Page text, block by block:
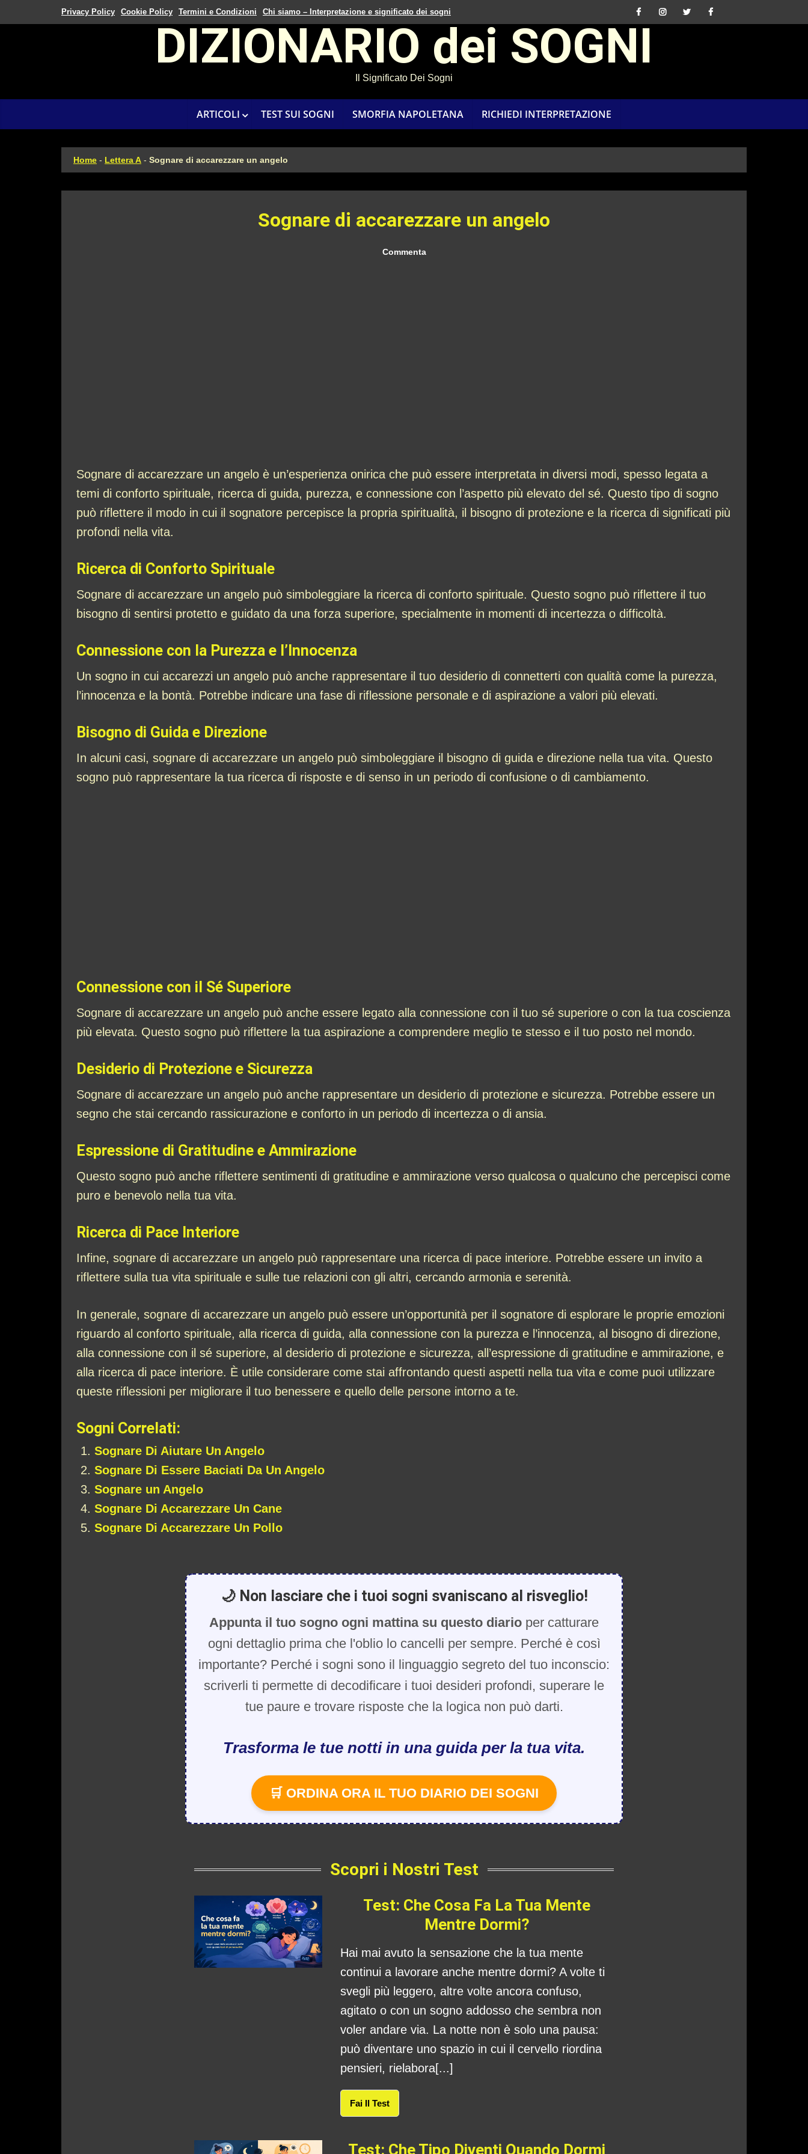
Privacy Policy Cookie Policy Termini e Condizioni Chi siamo – Interpretazione e significato dei sogni
DIZIONARIO dei SOGNI
Il Significato Dei Sogni
ARTICOLI TEST SUI SOGNI SMORFIA NAPOLETANA RICHIEDI INTERPRETAZIONE
Home - Lettera A - Sognare di accarezzare un angelo
Sognare di accarezzare un angelo
Commenta
Sognare di accarezzare un angelo è un’esperienza onirica che può essere interpretata in diversi modi, spesso legata a
temi di conforto spirituale, ricerca di guida, purezza, e connessione con l’aspetto più elevato del sé. Questo tipo di sogno
può riflettere il modo in cui il sognatore percepisce la propria spiritualità, il bisogno di protezione e la ricerca di significati più
profondi nella vita.
Ricerca di Conforto Spirituale
Sognare di accarezzare un angelo può simboleggiare la ricerca di conforto spirituale. Questo sogno può riflettere il tuo
bisogno di sentirsi protetto e guidato da una forza superiore, specialmente in momenti di incertezza o difficoltà.
Connessione con la Purezza e l’Innocenza
Un sogno in cui accarezzi un angelo può anche rappresentare il tuo desiderio di connetterti con qualità come la purezza,
l’innocenza e la bontà. Potrebbe indicare una fase di riflessione personale e di aspirazione a valori più elevati.
Bisogno di Guida e Direzione
In alcuni casi, sognare di accarezzare un angelo può simboleggiare il bisogno di guida e direzione nella tua vita. Questo
sogno può rappresentare la tua ricerca di risposte e di senso in un periodo di confusione o di cambiamento.
Connessione con il Sé Superiore
Sognare di accarezzare un angelo può anche essere legato alla connessione con il tuo sé superiore o con la tua coscienza
più elevata. Questo sogno può riflettere la tua aspirazione a comprendere meglio te stesso e il tuo posto nel mondo.
Desiderio di Protezione e Sicurezza
Sognare di accarezzare un angelo può anche rappresentare un desiderio di protezione e sicurezza. Potrebbe essere un
segno che stai cercando rassicurazione e conforto in un periodo di incertezza o di ansia.
Espressione di Gratitudine e Ammirazione
Questo sogno può anche riflettere sentimenti di gratitudine e ammirazione verso qualcosa o qualcuno che percepisci come
puro e benevolo nella tua vita.
Ricerca di Pace Interiore
Infine, sognare di accarezzare un angelo può rappresentare una ricerca di pace interiore. Potrebbe essere un invito a
riflettere sulla tua vita spirituale e sulle tue relazioni con gli altri, cercando armonia e serenità.
In generale, sognare di accarezzare un angelo può essere un’opportunità per il sognatore di esplorare le proprie emozioni
riguardo al conforto spirituale, alla ricerca di guida, alla connessione con la purezza e l’innocenza, al bisogno di direzione,
alla connessione con il sé superiore, al desiderio di protezione e sicurezza, all’espressione di gratitudine e ammirazione, e
alla ricerca di pace interiore. È utile considerare come stai affrontando questi aspetti nella tua vita e come puoi utilizzare
queste riflessioni per migliorare il tuo benessere e quello delle persone intorno a te.
Sogni Correlati:
Sognare Di Aiutare Un Angelo
Sognare Di Essere Baciati Da Un Angelo
Sognare un Angelo
Sognare Di Accarezzare Un Cane
Sognare Di Accarezzare Un Pollo
🌙 Non lasciare che i tuoi sogni svaniscano al risveglio!
Appunta il tuo sogno ogni mattina su questo diario per catturare
ogni dettaglio prima che l'oblio lo cancelli per sempre. Perché è così
importante? Perché i sogni sono il linguaggio segreto del tuo inconscio:
scriverli ti permette di decodificare i tuoi desideri profondi, superare le
tue paure e trovare risposte che la logica non può darti.
Trasforma le tue notti in una guida per la tua vita.
🛒 ORDINA ORA IL TUO DIARIO DEI SOGNI
Scopri i Nostri Test
Test: Che Cosa Fa La Tua Mente
Mentre Dormi?
Hai mai avuto la sensazione che la tua mente
continui a lavorare anche mentre dormi? A volte ti
svegli più leggero, altre volte ancora confuso,
agitato o con un sogno addosso che sembra non
voler andare via. La notte non è solo una pausa:
può diventare uno spazio in cui il cervello riordina
pensieri, rielabora[...]
Fai Il Test
Test: Che Tipo Diventi Quando Dormi